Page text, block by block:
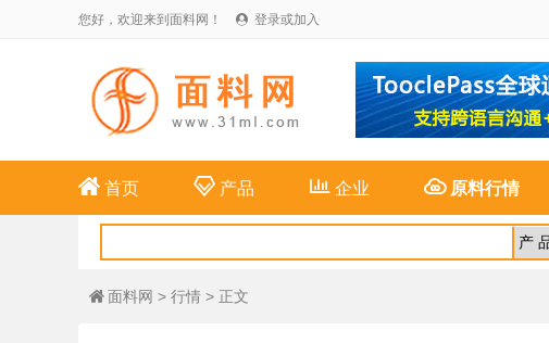
您好，欢迎来到面料网！  登录或加入
 首页 产品 企业 原料行情
 面料网 > 行情 > 正文